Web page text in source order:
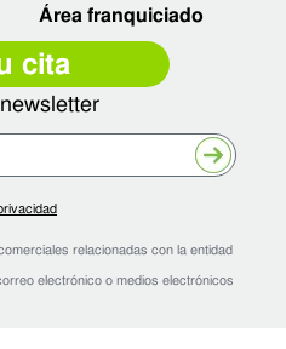
Área franquiciado
cita
relacionadas con la entidad
electrónico o medios electrónicos
Enviar